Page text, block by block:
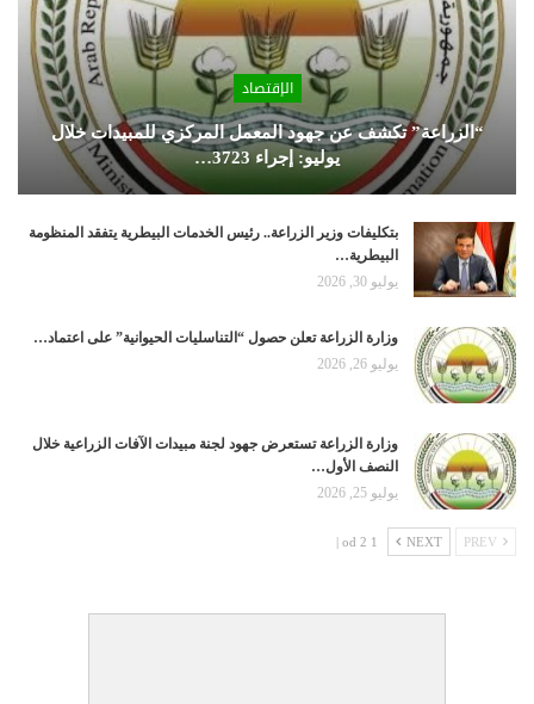
الإقتصاد
“الزراعة” تكشف عن جهود المعمل المركزي للمبيدات خلال
يوليو: إجراء 3723…
بتكليفات وزير الزراعة.. رئيس الخدمات البيطرية يتفقد المنظومة
البيطرية…
يوليو 30, 2026
وزارة الزراعة تعلن حصول “التناسليات الحيوانية” على اعتماد…
يوليو 26, 2026
وزارة الزراعة تستعرض جهود لجنة مبيدات الآفات الزراعية خلال
النصف الأول…
يوليو 25, 2026
NEXT
1 od 2 |